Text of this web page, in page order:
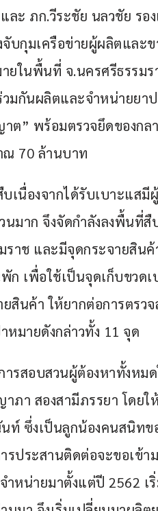
ละ ภก.วีระชัย นลวชัย รอ
จับกุมเครือข่ายผู้ผลิตและ
ยในพื้นที่ จ.นครศรีธรรม
วมกันผลิตและจำหน่ายย
” พร้อมตรวจยึดของกล
ณ 70 ล้านบาท
เนื่องจากได้รับเบาะแส
นมาก จึงจัดกำลังลงพื้นที่
าช และมีจุดกระจายสิน
ก เพื่อใช้เป็นจุดเก็บขวด
นค้า ให้ยากต่อการตรว
หมายดังกล่าวทั้ง 11 จุด
ารสอบสวนผู้ต้องหาทั้งหม
ภา สองสามีภรรยา โดย
ท์ ซึ่งเป็นลูกน้องคนสนิท
ประสานติดต่อจะขอเข้า
ำหน่ายมาตั้งแต่ปี 2562 เ